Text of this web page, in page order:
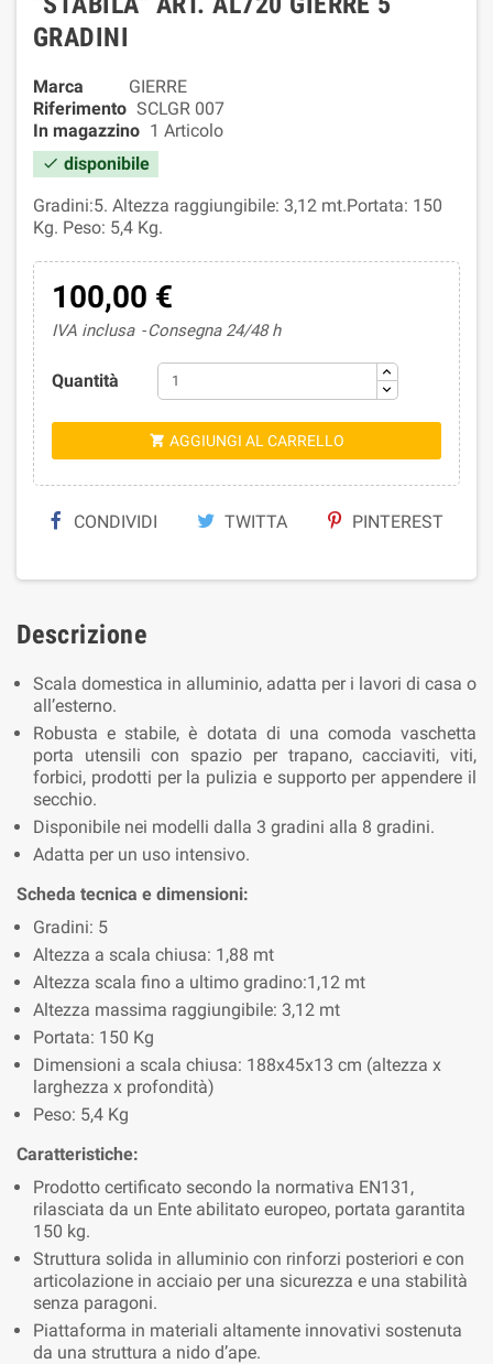
GRADINI
Marca
GIERRE
Riferimento SCLGR 007
In magazzino 1 Articolo
 disponibile
Gradini:5. Altezza raggiungibile: 3,12 mt.Portata: 150
Kg. Peso: 5,4 Kg.
100,00 €
IVA inclusa Consegna 24/48 h
Quantità
 AGGIUNGI AL CARRELLO
CONDIVIDI TWITTA PINTEREST
Descrizione
Scala domestica in alluminio, adatta per i lavori di casa o
all’esterno.
Robusta e stabile, è dotata di una comoda vaschetta
porta utensili con spazio per trapano, cacciaviti, viti,
forbici, prodotti per la pulizia e supporto per appendere il
secchio.
Disponibile nei modelli dalla 3 gradini alla 8 gradini.
Adatta per un uso intensivo.
Scheda tecnica e dimensioni:
Gradini: 5
Altezza a scala chiusa: 1,88 mt
Altezza scala fino a ultimo gradino:1,12 mt
Altezza massima raggiungibile: 3,12 mt
Portata: 150 Kg
Dimensioni a scala chiusa: 188x45x13 cm (altezza x
larghezza x profondità)
Peso: 5,4 Kg
Caratteristiche:
Prodotto certificato secondo la normativa EN131,
rilasciata da un Ente abilitato europeo, portata garantita
150 kg.
Struttura solida in alluminio con rinforzi posteriori e con
articolazione in acciaio per una sicurezza e una stabilità
senza paragoni.
Piattaforma in materiali altamente innovativi sostenuta
da una struttura a nido d’ape.